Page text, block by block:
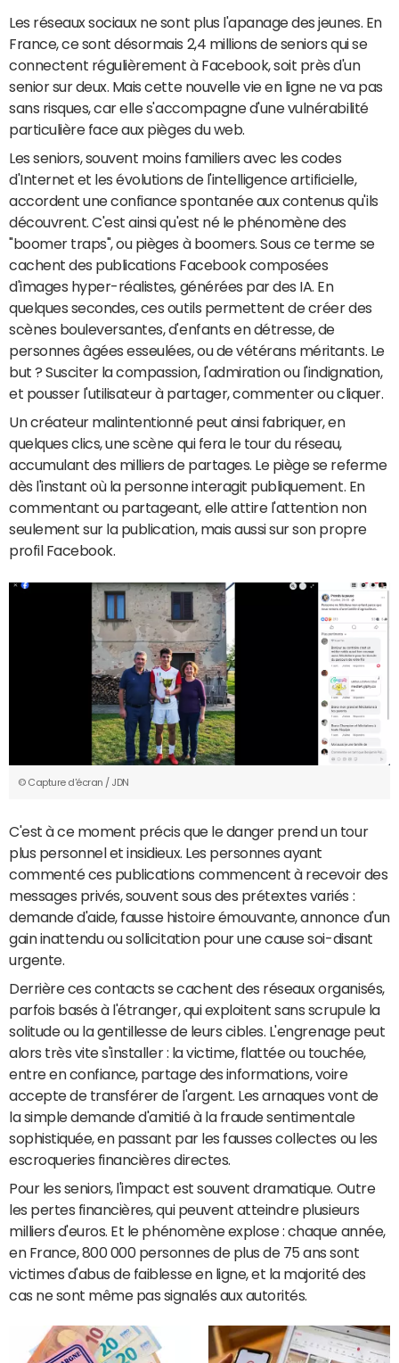
Les réseaux sociaux ne sont plus l'apanage des jeunes. En
France, ce sont désormais 2,4 millions de seniors qui se
connectent régulièrement à Facebook, soit près d'un
senior sur deux. Mais cette nouvelle vie en ligne ne va pas
sans risques, car elle s'accompagne d'une vulnérabilité
particulière face aux pièges du web.
Les seniors, souvent moins familiers avec les codes
d'Internet et les évolutions de l'intelligence artificielle,
accordent une confiance spontanée aux contenus qu'ils
découvrent. C'est ainsi qu'est né le phénomène des
"boomer traps", ou pièges à boomers. Sous ce terme se
cachent des publications Facebook composées
d'images hyper-réalistes, générées par des IA. En
quelques secondes, ces outils permettent de créer des
scènes bouleversantes, d'enfants en détresse, de
personnes âgées esseulées, ou de vétérans méritants. Le
but ? Susciter la compassion, l'admiration ou l'indignation,
et pousser l'utilisateur à partager, commenter ou cliquer.
Un créateur malintentionné peut ainsi fabriquer, en
quelques clics, une scène qui fera le tour du réseau,
accumulant des milliers de partages. Le piège se referme
dès l'instant où la personne interagit publiquement. En
commentant ou partageant, elle attire l'attention non
seulement sur la publication, mais aussi sur son propre
profil Facebook.
© Capture d'écran / JDN
C'est à ce moment précis que le danger prend un tour
plus personnel et insidieux. Les personnes ayant
commenté ces publications commencent à recevoir des
messages privés, souvent sous des prétextes variés :
demande d'aide, fausse histoire émouvante, annonce d'un
gain inattendu ou sollicitation pour une cause soi-disant
urgente.
Derrière ces contacts se cachent des réseaux organisés,
parfois basés à l'étranger, qui exploitent sans scrupule la
solitude ou la gentillesse de leurs cibles. L'engrenage peut
alors très vite s'installer : la victime, flattée ou touchée,
entre en confiance, partage des informations, voire
accepte de transférer de l'argent. Les arnaques vont de
la simple demande d'amitié à la fraude sentimentale
sophistiquée, en passant par les fausses collectes ou les
escroqueries financières directes.
Pour les seniors, l'impact est souvent dramatique. Outre
les pertes financières, qui peuvent atteindre plusieurs
milliers d'euros. Et le phénomène explose : chaque année,
en France, 800 000 personnes de plus de 75 ans sont
victimes d'abus de faiblesse en ligne, et la majorité des
cas ne sont même pas signalés aux autorités.